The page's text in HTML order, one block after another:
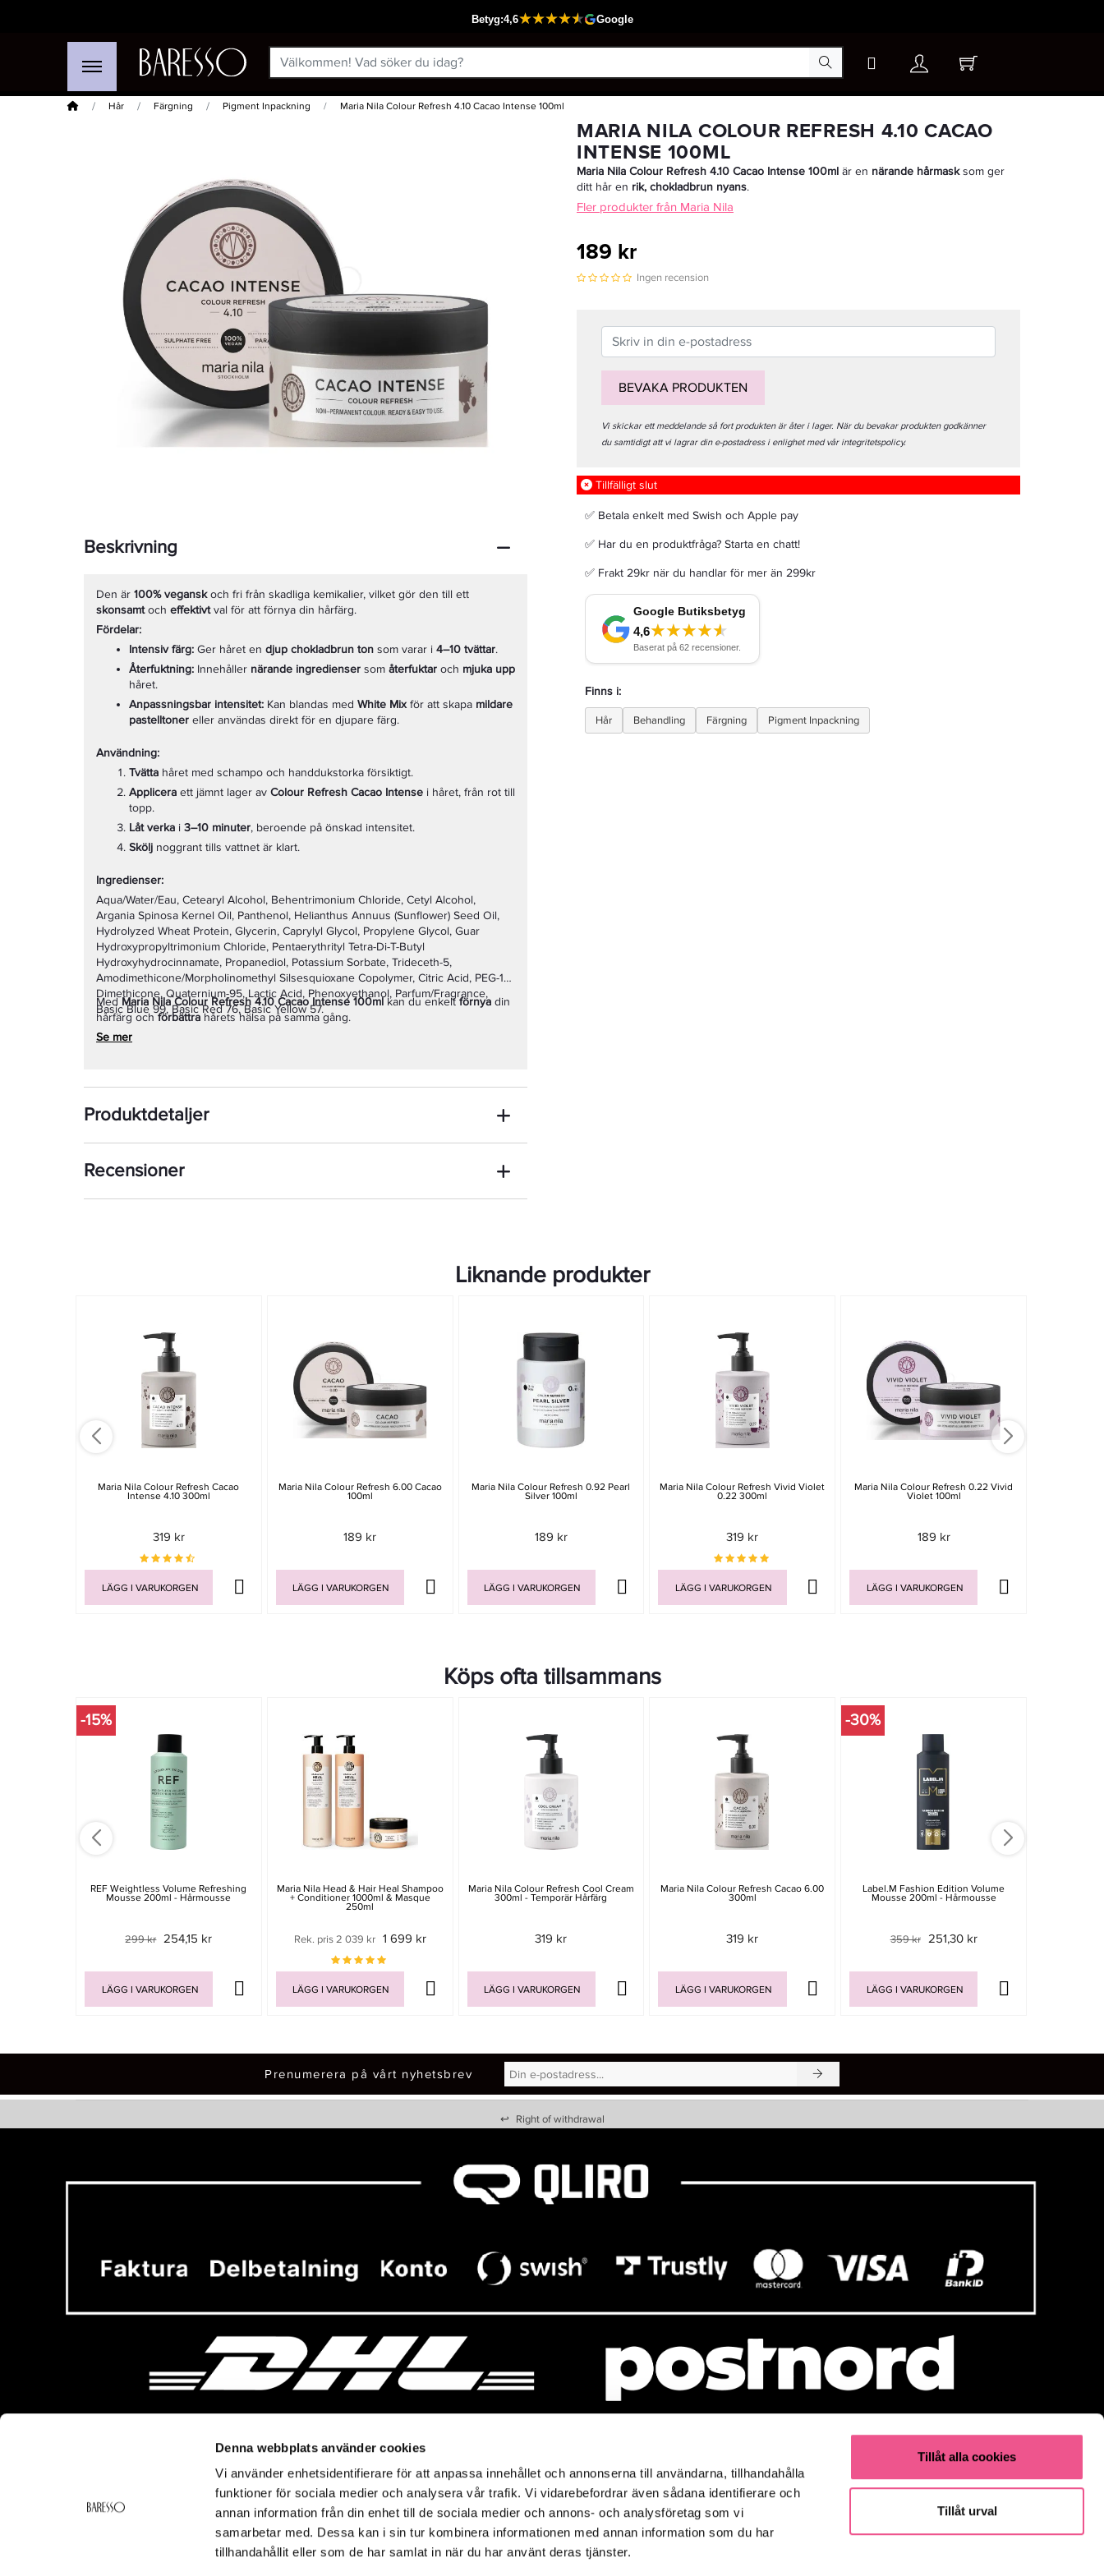
Denna webbplats använder cookies
Vi använder enhetsidentifierare för att anpassa innehållet och annonserna till användarna, tillhandahålla
funktioner för sociala medier och analysera vår trafik. Vi vidarebefordrar även sådana identifierare och
annan information från din enhet till de sociala medier och annons- och analysföretag som vi
samarbetar med. Dessa kan i sin tur kombinera informationen med annan information som du har
tillhandahållit eller som de har samlat in när du har använt deras tjänster.
Tillåt alla cookies
Tillåt urval
Hem Hår Färgning Pigment Inpackning Maria Nila Colour Refresh 4.10 Cacao Intense 100ml
Passar din varukorg
Beskrivning
Den är 100% veganskoch fri från skadliga kemikalier, vilket gör den till ett
skonsamtoch effektivtval för att förnya din hårfärg.
Fördelar:
Intensiv färg: Ger håret en djup chokladbrun ton som varar i 4–10 tvättar.
Återfuktning: Innehåller närande ingredienser som återfuktar och mjuka upp
håret.
Anpassningsbar intensitet: Kan blandas med White Mixför att skapa mildare
pastelltoner eller användas direkt för en djupare färg.
Användning:
Tvätta håret med schampo och handdukstorka försiktigt.
Applicera ett jämnt lager av Colour Refresh Cacao Intense i håret, från rot till
topp.
Låt verka i 3–10 minuter, beroende på önskad intensitet.
Skölj noggrant tills vattnet är klart.
Ingredienser:
Aqua/Water/Eau, Cetearyl Alcohol, Behentrimonium Chloride, Cetyl Alcohol,
Argania Spinosa Kernel Oil, Panthenol, Helianthus Annuus (Sunflower) Seed Oil,
Hydrolyzed Wheat Protein, Glycerin, Caprylyl Glycol, Propylene Glycol, Guar
Hydroxypropyltrimonium Chloride, Pentaerythrityl Tetra-Di-T-Butyl
Hydroxyhydrocinnamate, Propanediol, Potassium Sorbate, Trideceth-5,
Amodimethicone/Morpholinomethyl Silsesquioxane Copolymer, Citric Acid, PEG-12
Dimethicone, Quaternium-95, Lactic Acid, Phenoxyethanol, Parfum/Fragrance,
Basic Blue 99, Basic Red 76, Basic Yellow 57.
MedMaria Nila Colour Refresh 4.10 Cacao Intense 100mlkan du enkeltförnya din
hårfärg ochförbättrahårets hälsa på samma gång.
Se mer
Produktdetaljer
Recensioner
MARIA NILA COLOUR REFRESH 4.10 CACAO
INTENSE 100ML
Maria Nila Colour Refresh 4.10 Cacao Intense 100ml är en närande hårmasksom ger
ditt hår en rik, chokladbrun nyans.
Fler produkter från Maria Nila
189 kr
Ingen recension
BEVAKA PRODUKTEN
Vi skickar ett meddelande så fort produkten är åter i lager. När du bevakar produkten godkänner
du samtidigt att vi lagrar din e-postadress i enlighet med vår integritetspolicy.
Tillfälligt slut
✅ Betala enkelt med Swish och Apple pay
✅ Har du en produktfråga? Starta en chatt!
✅ Frakt 29kr när du handlar för mer än 299kr
Finns i:
Hår Behandling Färgning Pigment Inpackning
Liknande produkter
Maria Nila Colour Refresh Cacao
Intense 4.10 300ml
319 kr
LÄGG I VARUKORGEN
Maria Nila Colour Refresh 6.00 Cacao
100ml
189 kr
LÄGG I VARUKORGEN
Maria Nila Colour Refresh 0.92 Pearl
Silver 100ml
189 kr
LÄGG I VARUKORGEN
Maria Nila Colour Refresh Vivid Violet
0.22 300ml
319 kr
LÄGG I VARUKORGEN
Maria Nila Colour Refresh 0.22 Vivid
Violet 100ml
189 kr
LÄGG I VARUKORGEN
Köps ofta tillsammans
-15%
REF Weightless Volume Refreshing
Mousse 200ml - Hårmousse
299 kr 254,15 kr
LÄGG I VARUKORGEN
Maria Nila Head & Hair Heal Shampoo
+ Conditioner 1000ml & Masque
250ml
Rek. pris 2 039 kr 1 699 kr
LÄGG I VARUKORGEN
Maria Nila Colour Refresh Cool Cream
300ml - Temporär Hårfärg
319 kr
LÄGG I VARUKORGEN
Maria Nila Colour Refresh Cacao 6.00
300ml
319 kr
LÄGG I VARUKORGEN
-30%
Label.m Fashion Edition Volume
Mousse 200ml - Hårmousse
359 kr 251,30 kr
LÄGG I VARUKORGEN
Prenumerera på vårt nyhetsbrev
↩ Right of withdrawal
Kontakt
Om Baresso
Baresso Magasin
Om Baresso.se
Cookiepolicy
Mitt Baresso
Baresso Family
Mitt konto
Ändra cookieinställningar
Populärt